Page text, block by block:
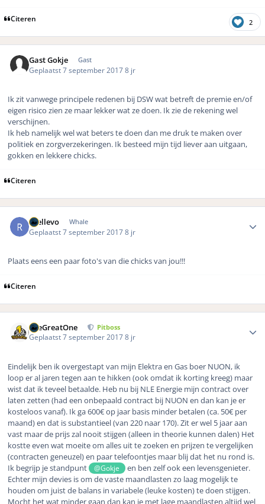
Citeren 2
Gast Gokje Gast
Geplaatst7 september 20178 jr
Ik zit vanwege principele redenen bij DSW wat betreft de premie en/of
eigen risico zien ze maar lekker wat ze doen. Ik zie de rekening wel
verschijnen.
Ik heb namelijk wel wat beters te doen dan me druk te maken over
politiek en zorgverzekeringen. Ik besteed mijn tijd liever aan uitgaan,
gokken en lekkere chicks.
Citeren
rhellevo Whale
Geplaatst7 september 20178 jr
Plaats eens een paar foto's van die chicks van jou!!!
Citeren
TheGreatOne Pitboss
Geplaatst7 september 20178 jr
Eindelijk ben ik overgestapt van mijn Elektra en Gas boer NUON, ik
loop er al jaren tegen aan te hikken (ook omdat ik korting kreeg) maar
wist dat ik teveel betaalde. Heb nu bij NLE Energie mijn contract over
laten zetten (had een onbepaald contract bij NUON en dan kan je er
kosteloos vanaf). Ik ga 600€ op jaar basis minder betalen (ca. 50€ per
maand) en dat is substantieel (van 220 naar 170). Zit er wel 5 jaar aan
vast maar de prijs zal nooit stijgen (alleen in theorie kunnen dalen) Het
kostte even wat moeite om alles uit te zoeken en prijzen te vergelijken
(contracten geneuzel) en paar telefoontjes maar blij dat het nu rond is.
Ik begrijp je standpunt
@Gokje
en ben zelf ook een levensgenieter.
Echter mijn devies is om de vaste maandlasten zo laag mogelijk te
houden om juist de balans in variabele (leuke kosten) te doen stijgen.
Mocht het wat minder gaan dan kan je met lage maandlasten altijd wel